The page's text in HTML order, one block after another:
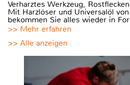
Verharztes Werkzeug,
Mit Harzlöser und Universalöl
bekommen Sie alles wieder in
>> Mehr erfahren
>> Alle anzeigen